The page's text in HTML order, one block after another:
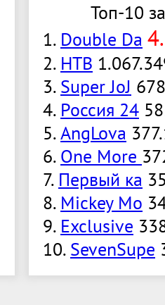
Топ-10
1. Double Da
2. НТВ
3. Super JoJ
4. Россия 24
5.AngLova
6. One More
7. Первый ка
8. Mickey Mo
9. Exclusive
10. SevenSupe